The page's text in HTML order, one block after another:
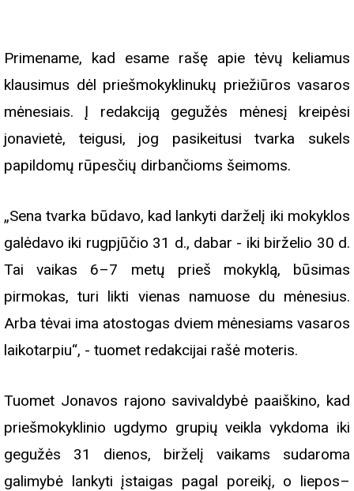
Primename, kad esame rašę apie tėvų keliamus
klausimus dėl priešmokyklinukų priežiūros vasaros
mėnesiais. Į redakciją gegužės mėnesį kreipėsi
jonavietė, teigusi, jog pasikeitusi tvarka sukels
papildomų rūpesčių dirbančioms šeimoms.
„Sena tvarka būdavo, kad lankyti darželį iki mokyklos
galėdavo iki rugpjūčio 31 d., dabar - iki birželio 30 d.
Tai vaikas 6–7 metų prieš mokyklą, būsimas
pirmokas, turi likti vienas namuose du mėnesius.
Arba tėvai ima atostogas dviem mėnesiams vasaros
laikotarpiu“, - tuomet redakcijai rašė moteris.
Tuomet Jonavos rajono savivaldybė paaiškino, kad
priešmokyklinio ugdymo grupių veikla vykdoma iki
gegužės 31 dienos, birželį vaikams sudaroma
galimybė lankyti įstaigas pagal poreikį, o liepos–